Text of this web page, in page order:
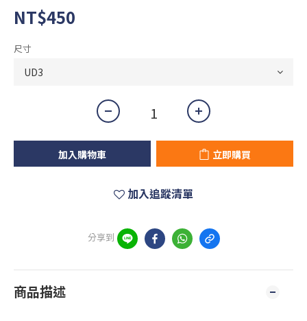
NT$450
尺寸
加入購物車 立即購買
加入追蹤清單
分享到
商品描述